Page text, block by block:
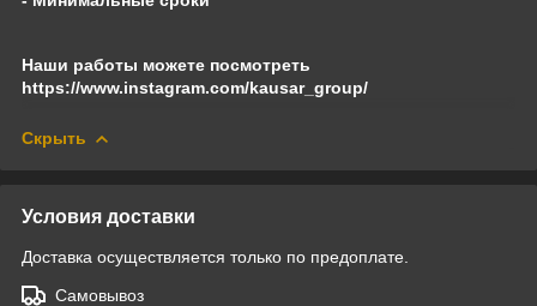
Наши работы можете посмотреть
https://www.instagram.com/kausar_group/
Скрыть
Условия доставки
Доставка осуществляется только по предоплате.
Самовывоз